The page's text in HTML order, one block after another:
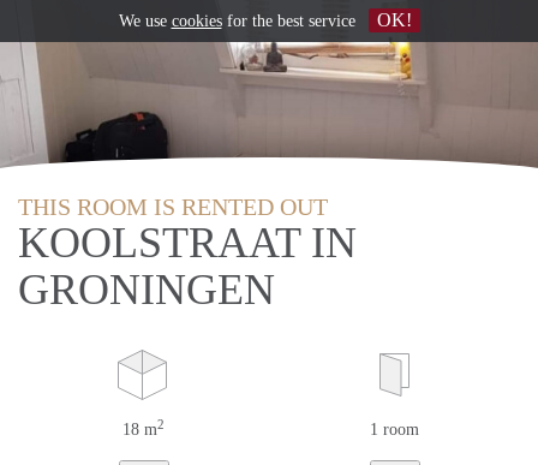
THIS ROOM IS RENTED OUT
KOOLSTRAAT IN
GRONINGEN
18 m2 1 room
We use cookiesfor the best service OK!